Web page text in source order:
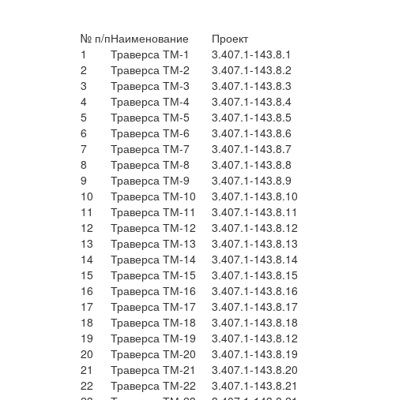
№ п/пНаименование
Проект
1
Траверса ТМ-1
3.407.1-143.8.1
2
Траверса ТМ-2
3.407.1-143.8.2
3
Траверса ТМ-3
3.407.1-143.8.3
4
Траверса ТМ-4
3.407.1-143.8.4
5
Траверса ТМ-5
3.407.1-143.8.5
6
Траверса ТМ-6
3.407.1-143.8.6
7
Траверса ТМ-7
3.407.1-143.8.7
8
Траверса ТМ-8
3.407.1-143.8.8
9
Траверса ТМ-9
3.407.1-143.8.9
10
Траверса ТМ-10
3.407.1-143.8.10
11
Траверса ТМ-11
3.407.1-143.8.11
12
Траверса ТМ-12
3.407.1-143.8.12
13
Траверса ТМ-13
3.407.1-143.8.13
14
Траверса ТМ-14
3.407.1-143.8.14
15
Траверса ТМ-15
3.407.1-143.8.15
16
Траверса ТМ-16
3.407.1-143.8.16
17
Траверса ТМ-17
3.407.1-143.8.17
18
Траверса ТМ-18
3.407.1-143.8.18
19
Траверса ТМ-19
3.407.1-143.8.12
20
Траверса ТМ-20
3.407.1-143.8.19
21
Траверса ТМ-21
3.407.1-143.8.20
22
Траверса ТМ-22
3.407.1-143.8.21